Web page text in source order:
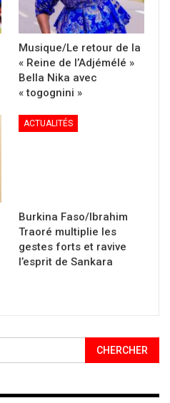
Musique/Le retour de la
« Reine de l’Adjémélé »
Bella Nika avec
« togognini »
ACTUALITÉS
Burkina Faso/Ibrahim
Traoré multiplie les
gestes forts et ravive
l’esprit de Sankara